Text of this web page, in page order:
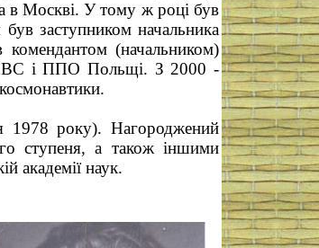
в Москві. У тому ж році був
заступником начальника
(начальником)
ВВС і ППО Польщі. З 2000 -
1978 року). Нагороджений
ступеня, а також іншими
академії наук.